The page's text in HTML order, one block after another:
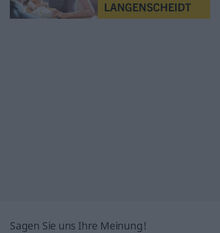
Sagen Sie uns Ihre Meinung!